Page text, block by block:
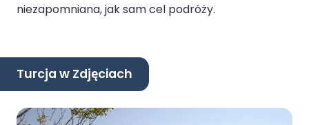
niezapomniana, jak sam cel podróży.
Turcja w Zdjęciach